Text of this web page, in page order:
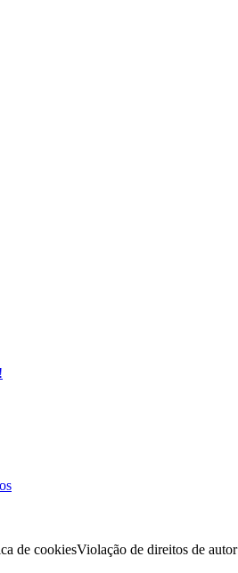
de cookiesViolação de direitos de autor